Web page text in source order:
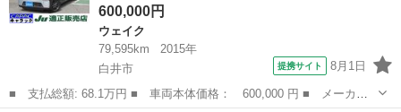
600,000円
ウェイク
79,595km
2015年
白井市
提携サイト 8月1日
■ 支払総額: 68.1万円 ■ 車両本体価格： 600,000 円 ■ メーカー